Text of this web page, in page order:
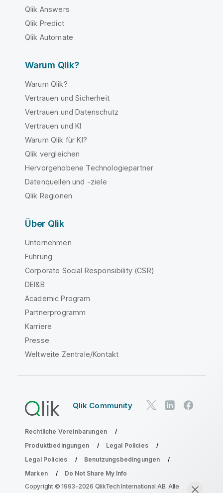
Qlik Answers
Qlik Predict
Qlik Automate
Warum Qlik?
Warum Qlik?
Vertrauen und Sicherheit
Vertrauen und Datenschutz
Vertrauen und KI
Warum Qlik für KI?
Qlik vergleichen
Hervorgehobene Technologiepartner
Datenquellen und -ziele
Qlik Regionen
Über Qlik
Unternehmen
Führung
Corporate Social Responsibility (CSR)
DEI&B
Academic Program
Partnerprogramm
Karriere
Presse
Weltweite Zentrale/Kontakt
Qlik Community
Rechtliche Vereinbarungen
Produktbedingungen
Legal Policies
Legal Policies
Benutzungsbedingungen
Marken
Do Not Share My Info
Copyright © 1993-2026 QlikTech International AB. Alle